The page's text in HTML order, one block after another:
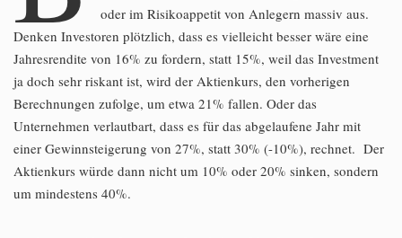
oder im Risikoappetit von Anlegern massiv aus.
Denken Investoren plötzlich, dass es vielleicht besser wäre eine
Jahresrendite von 16% zu fordern, statt 15%, weil das Investment
ja doch sehr riskant ist, wird der Aktienkurs, den vorherigen
Berechnungen zufolge, um etwa 21% fallen. Oder das
Unternehmen verlautbart, dass es für das abgelaufene Jahr mit
einer Gewinnsteigerung von 27%, statt 30% (-10%), rechnet. Der
Aktienkurs würde dann nicht um 10% oder 20% sinken, sondern
um mindestens 40%.